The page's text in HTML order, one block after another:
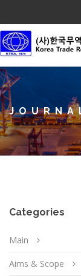
Categories
Main
Aims & Scope